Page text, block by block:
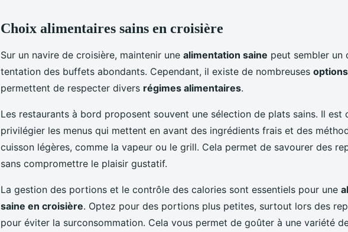
Choix alimentaires sains en croisière
Sur un navire de croisière, maintenir une alimentation saine peut sembler un
tentation des buffets abondants. Cependant, il existe de nombreuses
permettent de respecter divers régimes alimentaires.
Les restaurants à bord proposent souvent une sélection de plats sains. Il est
privilégier les menus qui mettent en avant des ingrédients frais et des
cuisson légères, comme la vapeur ou le grill. Cela permet de savourer des
sans compromettre le plaisir gustatif.
La gestion des portions et le contrôle des calories sont essentiels pour une
saine en croisière. Optez pour des portions plus petites, surtout lors des
pour éviter la surconsommation. Cela vous permet de goûter à une variété